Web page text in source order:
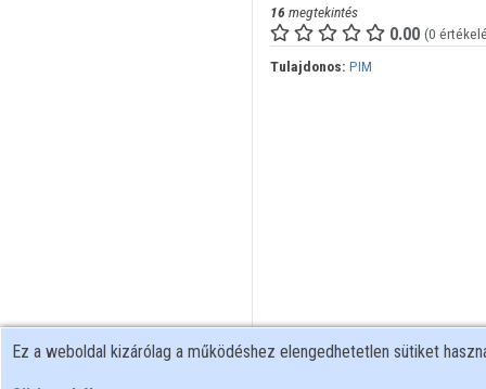
16 megtekintés
0.00 (0
Tulajdonos: PIM
Ez a weboldal kizárólag a működéshez elengedhetetlen sütiket